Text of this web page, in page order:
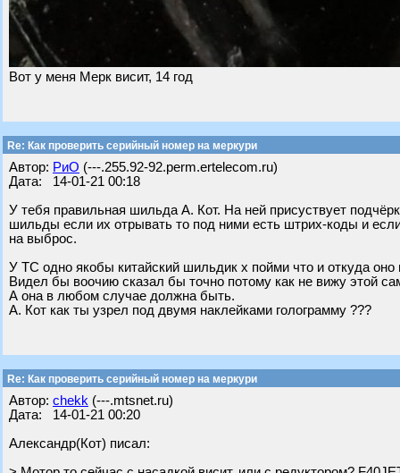
Вот у меня Мерк висит, 14 год
Re: Как проверить серийный номер на меркури
Автор: РиО (---.255.92-92.perm.ertelecom.ru)
Дата: 14-01-21 00:18
У тебя правильная шильда А. Кот. На ней присуствует
шильды если их отрывать то под ними есть штрих-коды и
на выброс.
У ТС одно якобы китайский шильдик х пойми что и откуда
Видел бы воочию сказал бы точно потому как не вижу этой
А она в любом случае должна быть.
А. Кот как ты узрел под двумя наклейками голограмму ???
Re: Как проверить серийный номер на меркури
Автор: chekk (---.mtsnet.ru)
Дата: 14-01-21 00:20
Александр(Кот) писал: